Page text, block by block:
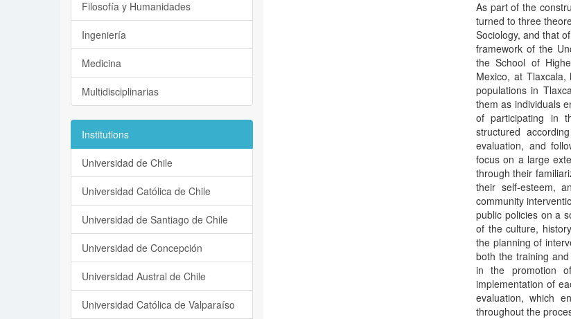
As part of the
turned to three
Sociology, and that
framework of the
the School of
Mexico, at
populations in
them as individuals
of participating in
structured
evaluation, and
focus on a large
through their
their self-esteem,
community
public policies on a
of the culture,
the planning of
both the training
in the promotion
implementation of
evaluation, which
throughout the
Filosofía y Humanidades
Ingeniería
Medicina
Multidisciplinarias
Institutions
Universidad de Chile
Universidad Católica de Chile
Universidad de Santiago de Chile
Universidad de Concepción
Universidad Austral de Chile
Universidad Católica de Valparaíso